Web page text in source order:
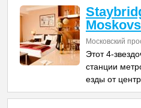
Московский
Этот 4-
станции
езды от